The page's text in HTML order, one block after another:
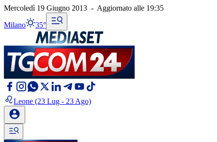
Mercoledì 19 Giugno 2013 - Aggiornato alle 19:35
Milano 35°
Leone (23 Lug - 23 Ago)